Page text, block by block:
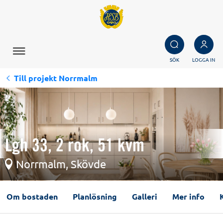
SÖK LOGGA IN
Till projekt Norrmalm
Lgh 33, 2 rok, 51 kvm
Norrmalm, Skövde
Om bostaden Planlösning Galleri Mer info